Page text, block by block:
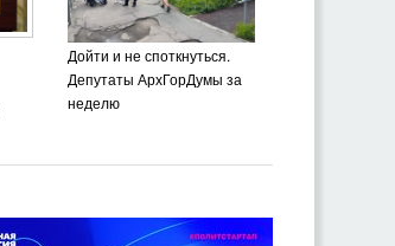
Дойти и не споткнуться.
Депутаты АрхГорДумы за
неделю